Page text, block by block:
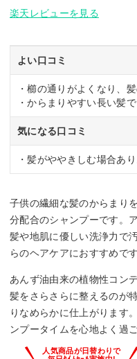
楽天レビューを見る
よい口コミ
・櫛の通りがよくなり、
・からまりやすい長い髪
気になる口コミ
・髪がややきしむ場合あり
子供の繊細な髪のからまり
分配合のシャンプーです。
髪や地肌に優しい洗浄力で
らのヘアケアにおすすめです
あんず油由来の植物性コン
髪をさらさらに整えるのが
りなめらかに仕上がります
ンプータイムを心地よく過